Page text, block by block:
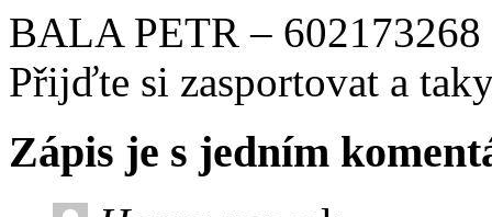
BALA PETR – 602173268
Přijďte si zasportovat a
Zápis je s jedním